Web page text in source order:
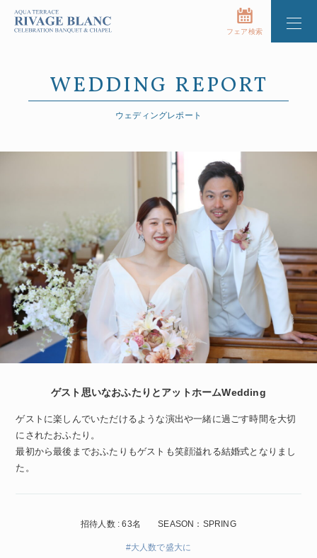
フェア検索
WEDDING REPORT
ウェディングレポート
ゲスト思いなおふたりとアットホームWedding
ゲストに楽しんでいただけるような演出や一緒に過ごす時間を大切
にされたおふたり。
最初から最後までおふたりもゲストも笑顔溢れる結婚式となりまし
た。
招待人数 : 63名 SEASON：SPRING
#大人数で盛大に